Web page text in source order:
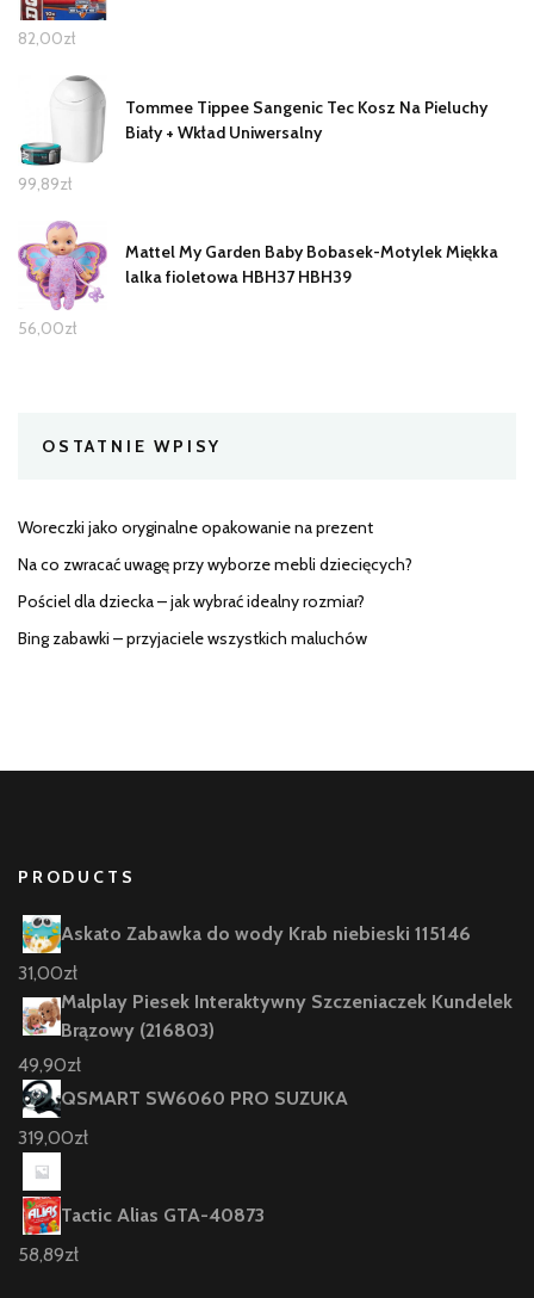
82,00zł
Tommee Tippee Sangenic Tec Kosz Na Pieluchy
Biały + Wkład Uniwersalny
99,89zł
Mattel My Garden Baby Bobasek-Motylek Miękka
lalka fioletowa HBH37 HBH39
56,00zł
OSTATNIE WPISY
Woreczki jako oryginalne opakowanie na prezent
Na co zwracać uwagę przy wyborze mebli dziecięcych?
Pościel dla dziecka – jak wybrać idealny rozmiar?
Bing zabawki – przyjaciele wszystkich maluchów
PRODUCTS
Askato Zabawka do wody Krab niebieski 115146
31,00zł
Malplay Piesek Interaktywny Szczeniaczek Kundelek
Brązowy (216803)
49,90zł
QSMART SW6060 PRO SUZUKA
319,00zł
Tactic Alias GTA-40873
58,89zł